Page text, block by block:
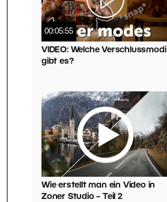
00:05:55
VIDEO: Welche Verschlussmodi
gibt es?
Wie erstellt man ein Video in
Zoner Studio – Teil 2